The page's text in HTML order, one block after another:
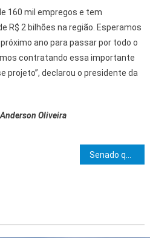
160 mil empregos e tem
R$ 2 bilhões na região. Esperamos
ano para passar por todo o
contratando essa importante
projeto”, declarou o presidente da
Oliveira
Senado quer votar compensação a municípios até o fim da semana